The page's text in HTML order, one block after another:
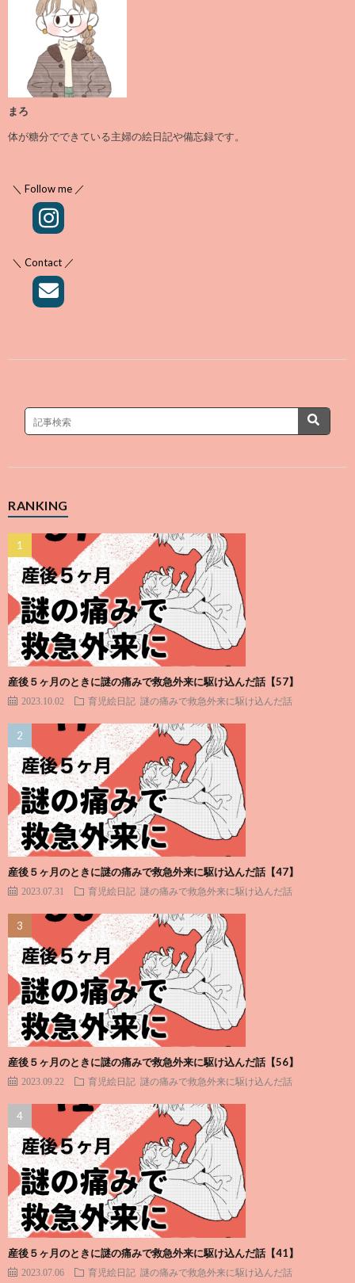
まろ
体が糖分でできている主婦の絵日記や備忘録です。
＼ Follow me ／
＼ Contact ／
RANKING
産後５ヶ月のときに謎の痛みで救急外来に駆け込んだ話【57】
2023.10.02 育児絵日記 謎の痛みで救急外来に駆け込んだ話
産後５ヶ月のときに謎の痛みで救急外来に駆け込んだ話【47】
2023.07.31 育児絵日記 謎の痛みで救急外来に駆け込んだ話
産後５ヶ月のときに謎の痛みで救急外来に駆け込んだ話【56】
2023.09.22 育児絵日記 謎の痛みで救急外来に駆け込んだ話
産後５ヶ月のときに謎の痛みで救急外来に駆け込んだ話【41】
2023.07.06 育児絵日記 謎の痛みで救急外来に駆け込んだ話